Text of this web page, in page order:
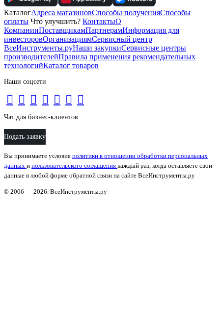
КаталогАдреса магазиновСпособы полученияСпособы
оплаты Что улучшить? КонтактыО
КомпанииПоставщикамПартнерамИнформация для
инвесторовОрганизациямСервисный центр
ВсеИнструменты.руНаши закупкиСервисные центры
производителейПравила применения рекомендательных
технологийКаталог товаров
Наши соцсети
Чат для бизнес-клиентов
Подать заявку
Вы принимаете условия политики в отношении обработки персональных
данных и пользовательского соглашения каждый раз, когда оставляете свои
данные в любой форме обратной связи на сайте ВсеИнструменты.ру
© 2006 — 2026. ВсеИнструменты.ру